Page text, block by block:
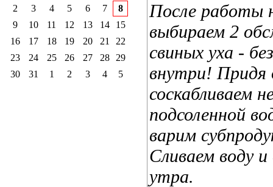
После работы
выбираем 2
свиных уха -
внутри!
соскабливаем
подсоленной
варим
Сливаем воду
утра.
2
3 4 5 6 7
8
9
10 11 12 13 14
15
16
17 18 19 20 21
22
23
24 25 26 27 28
29
30
31 1 2 3 4 5